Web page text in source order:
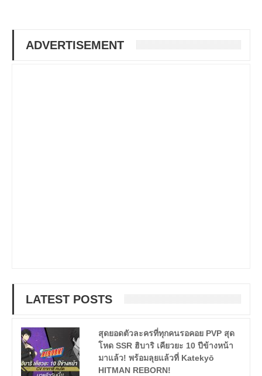
ADVERTISEMENT
LATEST POSTS
สุดยอดตัวละครที่ทุกคนรอคอย PVP สุด
โหด SSR ฮิบาริ เคียวยะ 10 ปีข้างหน้า
มาแล้ว! พร้อมลุยแล้วที่ Katekyō
HITMAN REBORN!